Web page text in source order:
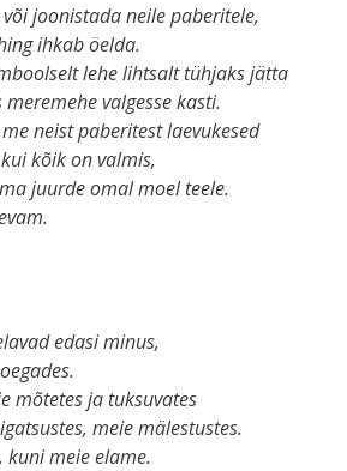
joonistada neile paberitele,
ihkab öelda.
lehe lihtsalt tühjaks jätta
valgesse kasti.
neist paberitest laevukesed
kõik on valmis,
juurde omal moel teele.
edasi minus,
mõtetes ja tuksuvates
meie mälestustes.
kuni meie elame.